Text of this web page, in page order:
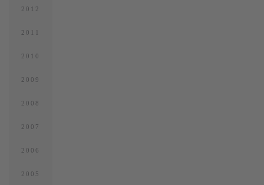
2012
2011
2010
2009
2008
2007
2006
2005